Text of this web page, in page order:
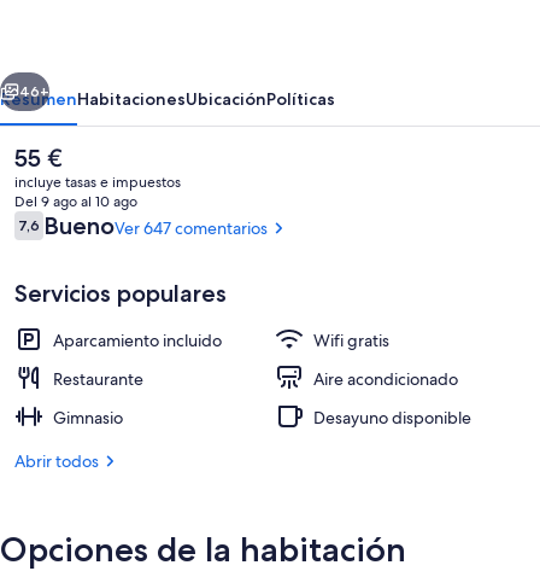
Exterior
Siguiente
46+
ResumenHabitacionesUbicaciónPolíticas
El
precio
actual
es
de
55 €
incluye tasas e impuestos
Del 9 ago al 10 ago
Comentarios
7,67,6 de 10
BuenoVer 647 comentarios
Servicios populares
Aparcamiento incluido
Wifi gratis
Restaurante
Aire acondicionado
Gimnasio
Desayuno disponible
Abrir todos
Opciones de la habitación